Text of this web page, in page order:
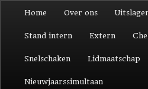
Spring naar de primaire
Spring naar de secundaire
Home Over ons
Stand intern Extern
Snelschaken Lidmaatschap
Nieuwjaarssimultaan